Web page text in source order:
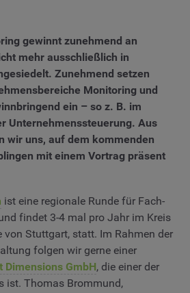
gewinnt zunehmend an
mehr ausschließlich in
Zunehmend setzen
Monitoring und
ein – so z. B. im
Unternehmenssteuerung. Aus
wir uns, auf dem kommenden
mit einem Vortrag präsent
ist eine regionale Runde für Fach-
findet 3-4 mal pro Jahr im Kreis
von Stuttgart, statt. Im Rahmen der
folgen wir gerne einer
Dimensions GmbH, die einer der
ist. Thomas Brommund,